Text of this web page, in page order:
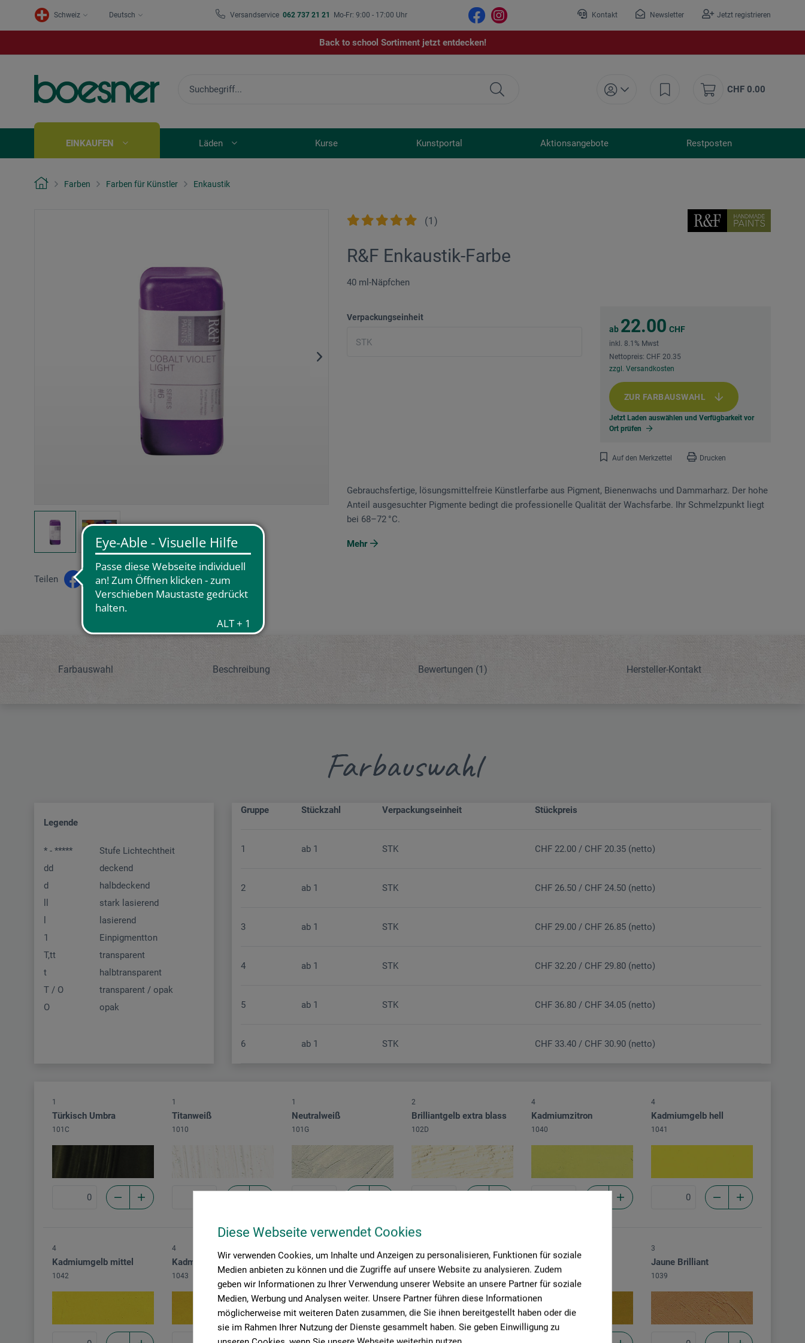
Diese Webseite verwendet Cookies
Wir verwenden Cookies, um Inhalte und Anzeigen zu personalisieren, Funktionen für soziale
Medien anbieten zu können und die Zugriffe auf unsere Website zu analysieren. Zudem
geben wir Informationen zu Ihrer Verwendung unserer Website an unsere Partner für soziale
Medien, Werbung und Analysen weiter. Unsere Partner führen diese Informationen
möglicherweise mit weiteren Daten zusammen, die Sie ihnen bereitgestellt haben oder die
sie im Rahmen Ihrer Nutzung der Dienste gesammelt haben. Sie geben Einwilligung zu
Schweiz Deutsch Versandservice 062 737 21 21 Mo-Fr: 9:00 - 17:00 Uhr Kontakt Newsletter Jetzt registrieren
Back to school Sortiment jetzt entdecken!
CHF 0.00
EINKAUFEN Läden Kurse Kunstportal Aktionsangebote Restposten
Farben Farben für Künstler Enkaustik
(1)
R&F Enkaustik-Farbe
40 ml-Näpfchen
Verpackungseinheit
ab 22.00 CHF
inkl. 8.1% Mwst
Nettopreis: CHF 20.35
zzgl. Versandkosten
ZUR FARBAUSWAHL
Jetzt Laden auswählen und Verfügbarkeit vor
Ort prüfen
Auf den Merkzettel Drucken
Teilen
Gebrauchsfertige, lösungsmittelfreie Künstlerfarbe aus Pigment, Bienenwachs und Dammarharz. Der hohe
Anteil ausgesuchter Pigmente bedingt die professionelle Qualität der Wachsfarbe. Ihr Schmelzpunkt liegt
bei 68–72 °C.
Mehr
Farbauswahl Beschreibung Bewertungen (1) Hersteller-Kontakt
Farbauswahl
Legende
* - *****
Stufe Lichtechtheit
dd
deckend
d
halbdeckend
stark lasierend
lasierend
1
Einpigmentton
T,tt
transparent
t
halbtransparent
T / O
transparent / opak
O
opak
Gruppe Stückzahl Verpackungseinheit Stückpreis
1 ab 1 STK CHF 22.00 / CHF 20.35 (netto)
2 ab 1 STK CHF 26.50 / CHF 24.50 (netto)
3 ab 1 STK CHF 29.00 / CHF 26.85 (netto)
4 ab 1 STK CHF 32.20 / CHF 29.80 (netto)
5 ab 1 STK CHF 36.80 / CHF 34.05 (netto)
6 ab 1 STK CHF 33.40 / CHF 30.90 (netto)
1
Türkisch Umbra
101C
1
Titanweiß
1010
1
Neutralweiß
101G
2
Brilliantgelb extra blass
102D
4
Kadmiumzitron
1040
4
Kadmiumgelb hell
1041
4
Kadmiumgelb mittel
1042
4
Kadmiumgelb dunkel
1043
Neapelgelb Indisch Gelb Marsgelb hell
3
Jaune Brilliant
1039